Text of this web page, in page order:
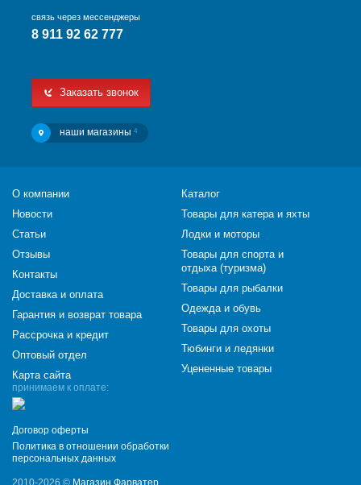
связь через мессенджеры
8 911 92 62 777
Заказать звонок
наши магазины 4
принимаем к оплате:
Договор оферты
Политика в отношении обработки
персональных данных
2010-2026 © Магазин Фарватер
О компании
Новости
Статьи
Отзывы
Контакты
Доставка и оплата
Гарантия и возврат товара
Рассрочка и кредит
Оптовый отдел
Карта сайта
Каталог
Товары для катера и яхты
Лодки и моторы
Товары для спорта и
отдыха (туризма)
Товары для рыбалки
Одежда и обувь
Товары для охоты
Тюбинги и ледянки
Уцененные товары